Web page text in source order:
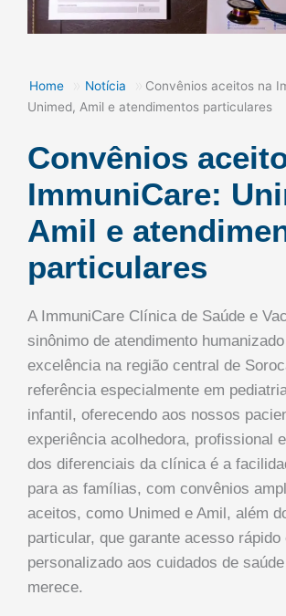
Home Notícia
Convênios aceitos na
Unimed, Amil e atendimentos particulares
Convênios
ImmuniCare:
Amil e
particulares
A ImmuniCare Clínica de Saúde e
sinônimo de atendimento
excelência na região central de
referência especialmente em
infantil, oferecendo aos nossos
experiência acolhedora, profissional
dos diferenciais da clínica é a
para as famílias, com convênios
aceitos, como Unimed e Amil, além
particular, que garante acesso rápido
personalizado aos cuidados de
merece.